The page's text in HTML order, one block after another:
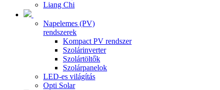
Liang Chi
Napelemes (PV)
rendszerek
Kompact PV rendszer
Szolárinverter
Szolártöltők
Szolárpanelok
LED-es világítás
Opti Solar